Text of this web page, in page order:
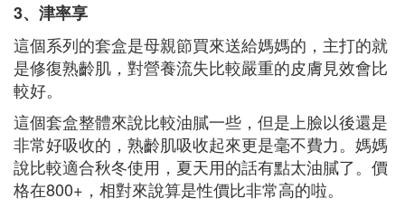
3、津率享
這個系列的套盒是母親節買來送給媽媽的，主打的就
是修復熟齡肌，對營養流失比較嚴重的皮膚見效會比
較好。
這個套盒整體來說比較油膩一些，但是上臉以後還是
非常好吸收的，熟齡肌吸收起來更是毫不費力。媽媽
說比較適合秋冬使用，夏天用的話有點太油膩了。價
格在800+，相對來說算是性價比非常高的啦。